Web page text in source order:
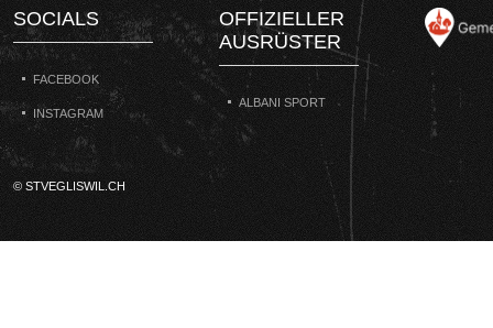
SOCIALS
FACEBOOK
INSTAGRAM
OFFIZIELLER
AUSRÜSTER
ALBANI SPORT
© STVEGLISWIL.CH